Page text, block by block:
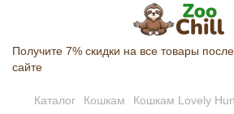
Получите 7% скидки на все товары
сайте
Каталог Кошкам Кошкам Lovely